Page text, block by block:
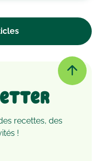
recettes, des
!